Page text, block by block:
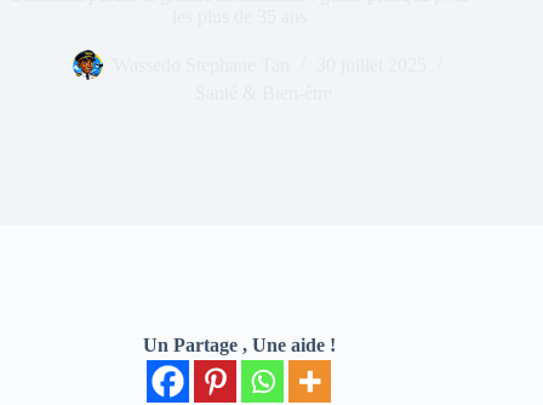
Un Partage , Une aide !